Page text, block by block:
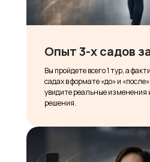
Опыт 3-х садов
Вы пройдете всего 1 тур, а
садах в формате «до» и
увидите реальные
решения.